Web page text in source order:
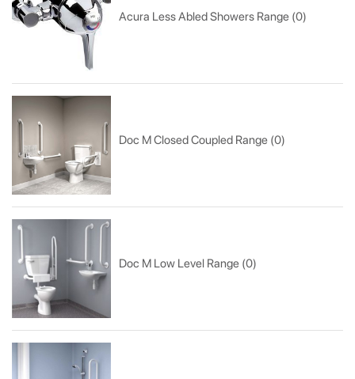
Acura Less Abled Showers Range (0)
Doc M Closed Coupled Range (0)
Doc M Low Level Range (0)